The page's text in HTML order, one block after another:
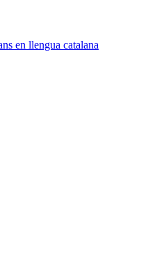
en llengua catalana